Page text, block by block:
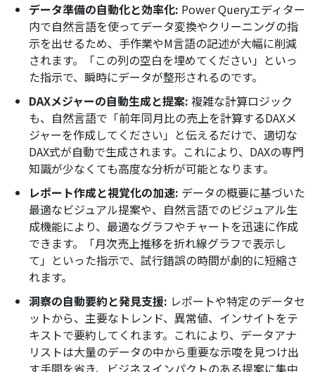
データ準備の自動化と効率化: Power Queryエディター
内で自然言語を使ってデータ変換やクリーニングの指
示を出せるため、手作業やM言語の記述が大幅に削減
されます。「この列の空白を埋めてください」といっ
た指示で、瞬時にデータが整形されるのです。
DAXメジャーの自動生成と提案: 複雑な計算ロジック
も、自然言語で「前年同月比の売上を計算するDAXメ
ジャーを作成してください」と伝えるだけで、適切な
DAX式が自動で生成されます。これにより、DAXの専門
知識が少なくても高度な分析が可能となります。
レポート作成と視覚化の加速: データの概要に基づいた
最適なビジュアル提案や、自然言語でのビジュアル生
成機能により、最適なグラフやチャートを迅速に作成
できます。「月次売上推移を折れ線グラフで表示し
て」といった指示で、試行錯誤の時間が劇的に短縮さ
れます。
洞察の自動要約と発見支援: レポートや特定のデータセ
ットから、主要なトレンド、異常値、インサイトをテ
キストで要約してくれます。これにより、データアナ
リストは大量のデータの中から重要な示唆を見つけ出